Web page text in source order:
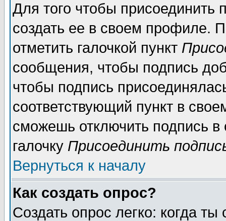
Для того чтобы присоединить
создать ее в своем профиле.
отметить галочкой пункт
сообщения, чтобы подпись
чтобы подпись
соответствующий пункт в
сможешь отключить подпись
галочку Присоединить
Вернуться к началу
Как создать опрос?
Создать опрос легко: когда